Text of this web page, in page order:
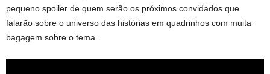
pequeno spoiler de quem serão os próximos convidados que
falarão sobre o universo das histórias em quadrinhos com muita
bagagem sobre o tema.